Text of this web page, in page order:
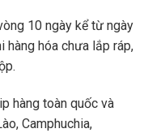
10 ngày kể từ ngày
hàng hóa chưa lắp ráp,
hàng toàn quốc và
Camphuchia,